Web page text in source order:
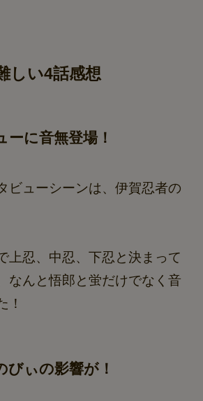
しい4話感想
ーに音無登場！
ビューシーンは、伊賀忍者の
上忍、中忍、下忍と決まって
なんと悟郎と蛍だけでなく音
！
びぃの影響が！